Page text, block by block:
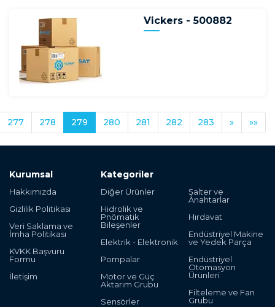
Vickers - 500882
277 278 279 280 281 282 283 » »»
Kurumsal
Hakkımızda
Gizlilik Politikası
Veri Saklama ve
İmha Politikası
KVKK Başvuru
Formu
İletişim
Kategoriler
Diğer Ürünler
Hidrolik ve
Pnömatik
Bileşenler
Elektrik - Elektronik
Pompalar
Motor ve Güç
Aktarım Grubu
Sensörler
Şalter ve
Anahtarlar
Hırdavat
Endüstriyel Makine
ve Yedek Parça
Endüstriyel
Otomasyon
Ürünleri
Filteleme ve Fan
Grubu